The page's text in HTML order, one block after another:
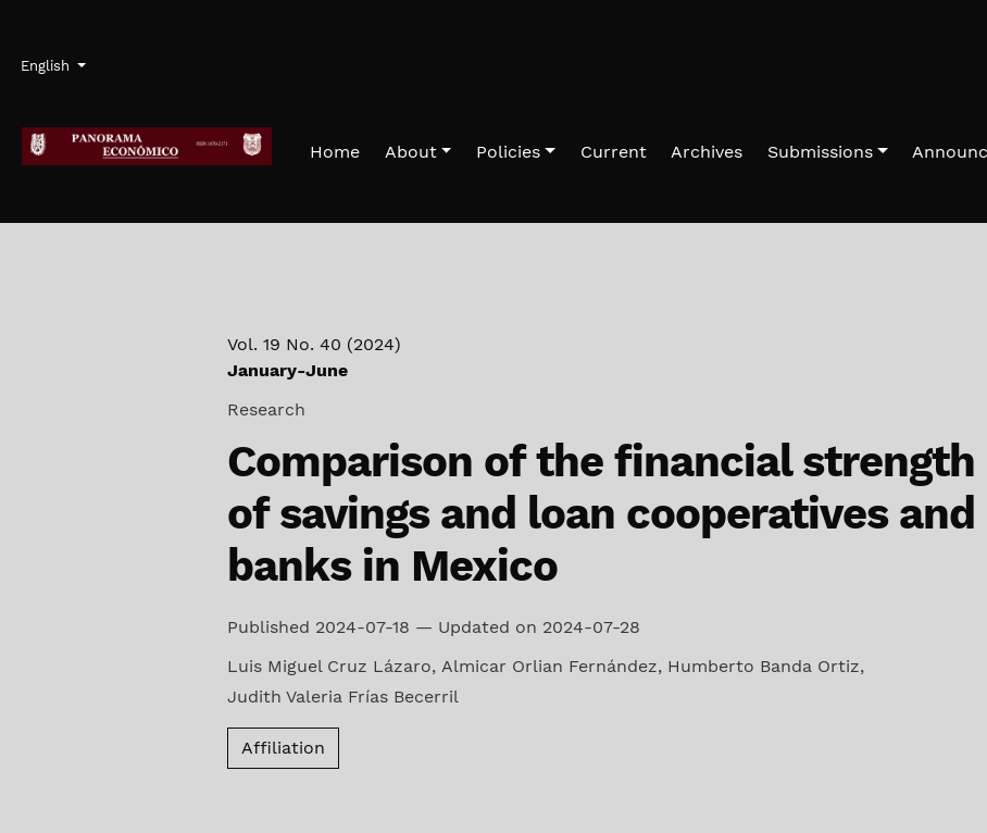
Language
English
Admin menu
Home About Policies Current Archives Submissions
Vol. 19 No. 40 (2024)
January-June
Research
Comparison of the financial strength
of savings and loan cooperatives and
banks in Mexico
Published 2024-07-18 — Updated on 2024-07-28
Luis Miguel Cruz Lázaro, Almicar Orlian Fernández, Humberto Banda Ortiz,
Judith Valeria Frías Becerril
Affiliation